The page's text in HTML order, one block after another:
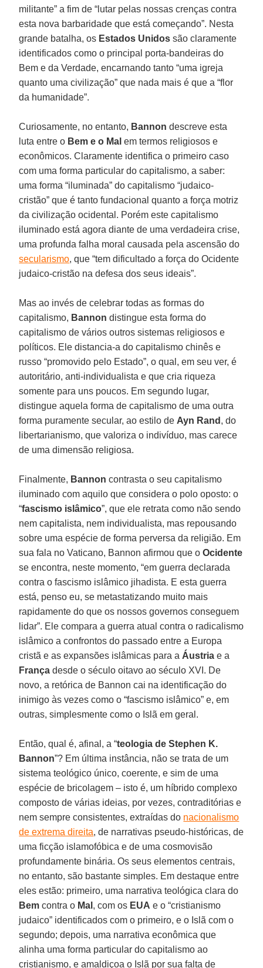
militante” a fim de “lutar pelas nossas crenças contra
esta nova barbaridade que está começando”. Nesta
grande batalha, os Estados Unidos são claramente
identificados como o principal porta-bandeiras do
Bem e da Verdade, encarnando tanto “uma igreja
quanto uma civilização” que nada mais é que a “flor
da humanidade”.
Curiosamente, no entanto, Bannon descreve esta
luta entre o Bem e o Mal em termos religiosos e
econômicos. Claramente identifica o primeiro caso
com uma forma particular do capitalismo, a saber:
uma forma “iluminada” do capitalismo “judaico-
cristão” que é tanto fundacional quanto a força motriz
da civilização ocidental. Porém este capitalismo
iluminado está agora diante de uma verdadeira crise,
uma profunda falha moral causada pela ascensão do
secularismo, que “tem dificultado a força do Ocidente
judaico-cristão na defesa dos seus ideais”.
Mas ao invés de celebrar todas as formas do
capitalismo, Bannon distingue esta forma do
capitalismo de vários outros sistemas religiosos e
políticos. Ele distancia-a do capitalismo chinês e
russo “promovido pelo Estado”, o qual, em seu ver, é
autoritário, anti-individualista e que cria riqueza
somente para uns poucos. Em segundo lugar,
distingue aquela forma de capitalismo de uma outra
forma puramente secular, ao estilo de Ayn Rand , do
libertarianismo, que valoriza o indivíduo, mas carece
de uma dimensão religiosa.
Finalmente, Bannon contrasta o seu capitalismo
iluminado com aquilo que considera o polo oposto: o
“fascismo islâmico”, que ele retrata como não sendo
nem capitalista, nem individualista, mas repousando
sobre uma espécie de forma perversa da religião. Em
sua fala no Vaticano, Bannon afirmou que oOcidente
se encontra, neste momento, “em guerra declarada
contra o fascismo islâmico jihadista. E esta guerra
está, penso eu, se metastatizando muito mais
rapidamente do que os nossos governos conseguem
lidar”. Ele compara a guerra atual contra o radicalismo
islâmico a confrontos do passado entre a Europa
cristã e as expansões islâmicas para a Áustria e a
França desde o século oitavo ao século XVI. De
novo, a retórica de Bannon cai na identificação do
inimigo às vezes como o “fascismo islâmico” e, em
outras, simplesmente como o Islã em geral.
Então, qual é, afinal, a “teologia de Stephen K.
Bannon”? Em última instância, não se trata de um
sistema teológico único, coerente, e sim de uma
espécie de bricolagem – isto é, um híbrido complexo
composto de várias ideias, por vezes, contraditórias e
nem sempre consistentes, extraídas do nacionalismo
de extrema direita, de narrativas pseudo-históricas, de
uma ficção islamofóbica e de uma cosmovisão
profundamente binária. Os seus elementos centrais,
no entanto, são bastante simples. Em destaque entre
eles estão: primeiro, uma narrativa teológica clara do
Bem contra o Mal , com os EUA e o “cristianismo
judaico” identificados com o primeiro, e o Islã com o
segundo; depois, uma narrativa econômica que
alinha uma forma particular do capitalismo ao
cristianismo, e amaldiçoa o Islã por sua falta de